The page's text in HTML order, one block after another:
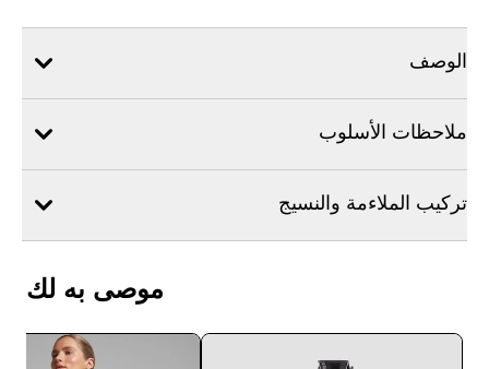
الوصف
ملاحظات الأسلوب
تركيب الملاءمة والنسيج
موصى به لك